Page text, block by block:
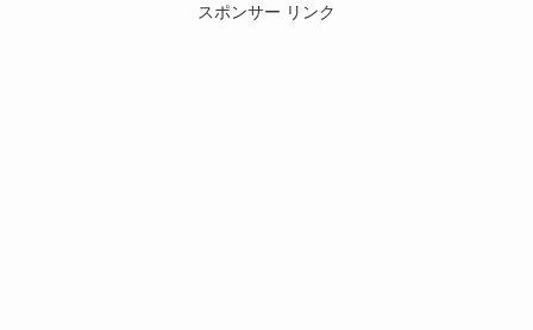
スポンサー リンク